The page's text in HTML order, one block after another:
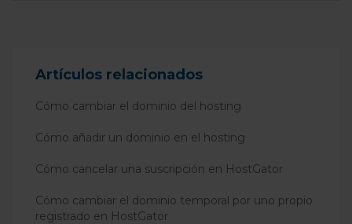
Artículos relacionados
Cómo cambiar el dominio del hosting
Cómo añadir un dominio en el hosting
Cómo cancelar una suscripción en HostGator
Cómo cambiar el dominio temporal por uno propio
registrado en HostGator